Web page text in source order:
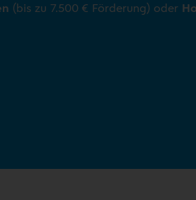
(bis zu 7.500 € Förderung) oder